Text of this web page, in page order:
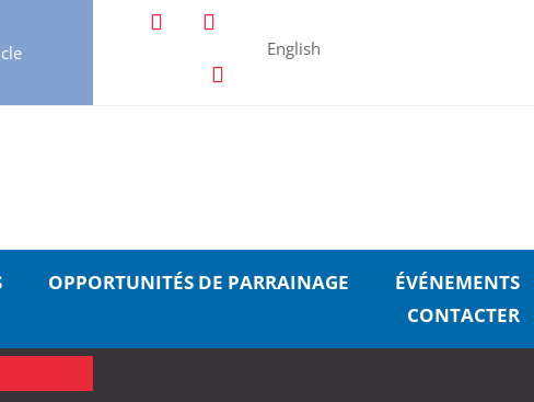
English
OPPORTUNITÉS DE PARRAINAGE
ÉVÉNEMENTS
CONTACTER